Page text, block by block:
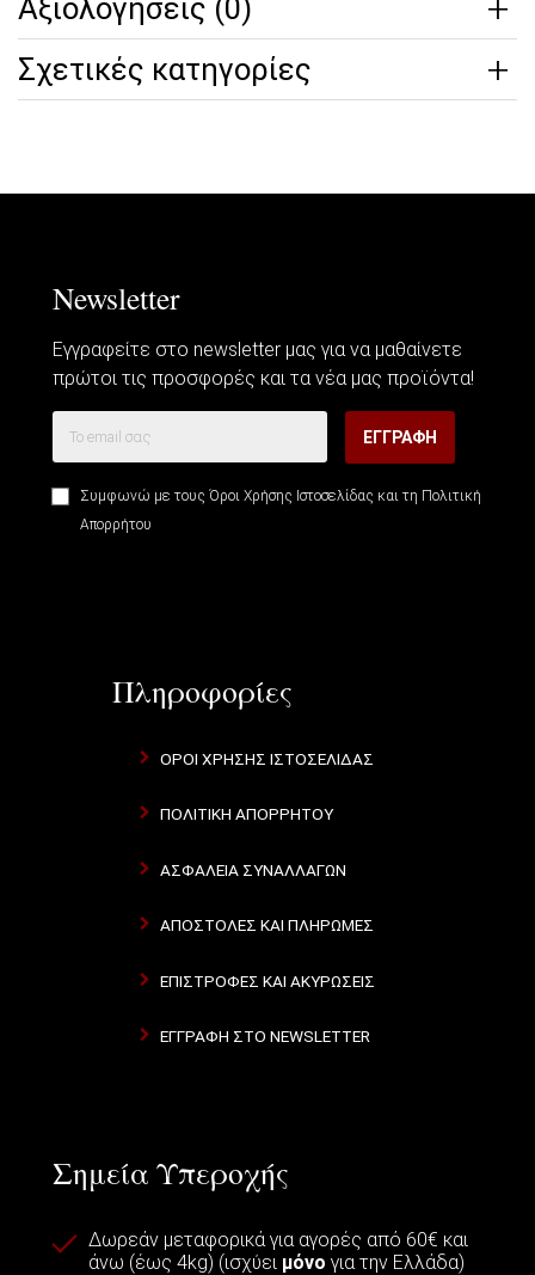
Αξιολογήσεις (0)
Σχετικές κατηγορίες
Newsletter
Εγγραφείτε στο newsletter μας για να μαθαίνετε
πρώτοι τις προσφορές και τα νέα μας προϊόντα!
ΕΓΓΡΑΦΉ
Συμφωνώ με τους Όροι Χρήσης Ιστοσελίδας και τη Πολιτική
Απορρήτου
Πληροφορίες
ΌΡΟΙ ΧΡΉΣΗΣ ΙΣΤΟΣΕΛΊΔΑΣ
ΠΟΛΙΤΙΚΉ ΑΠΟΡΡΉΤΟΥ
ΑΣΦΆΛΕΙΑ ΣΥΝΑΛΛΑΓΏΝ
ΑΠΟΣΤΟΛΈΣ ΚΑΙ ΠΛΗΡΩΜΈΣ
ΕΠΙΣΤΡΟΦΈΣ ΚΑΙ ΑΚΥΡΏΣΕΙΣ
ΕΓΓΡΑΦΉ ΣΤΟ NEWSLETTER
Σημεία Υπεροχής
Δωρεάν μεταφορικά για αγορές από 60€ και
άνω (έως 4kg) (ισχύει μόνο για την Ελλάδα)